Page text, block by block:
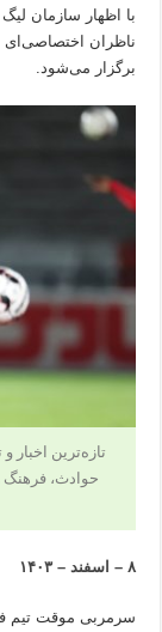
با اظهار سازمان
ناظران اختصاصی‌ای
برگزار می‌شود.
تازه‌ترین اخبار
حوادث،
۸ – اسفند – ۱۴۰۳
سرمربی موقت تیم